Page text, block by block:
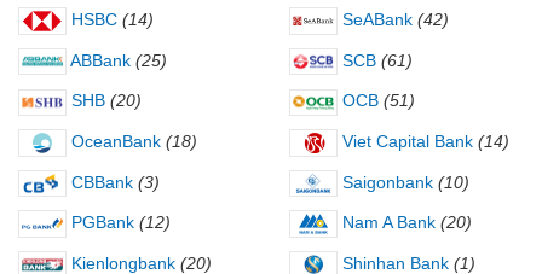
HSBC (14) SeABank (42)
ABBank (25) SCB (61)
SHB (20) OCB (51)
OceanBank (18) Viet Capital Bank (14)
CBBank (3) Saigonbank (10)
PGBank (12) Nam A Bank (20)
Kienlongbank (20) Shinhan Bank (1)